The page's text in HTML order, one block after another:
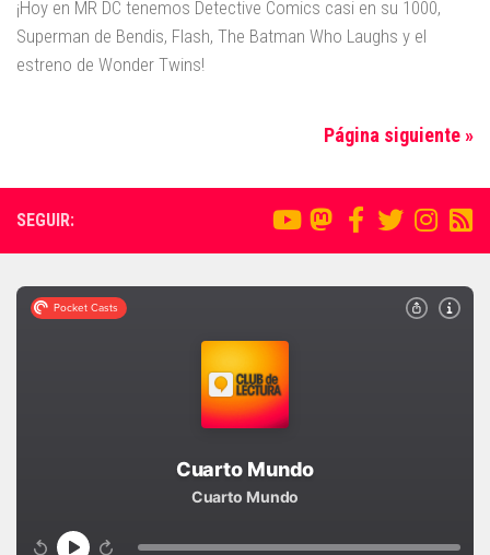
¡Hoy en MR DC tenemos Detective Comics casi en su 1000,
Superman de Bendis, Flash, The Batman Who Laughs y el
estreno de Wonder Twins!
Página siguiente »
SEGUIR: